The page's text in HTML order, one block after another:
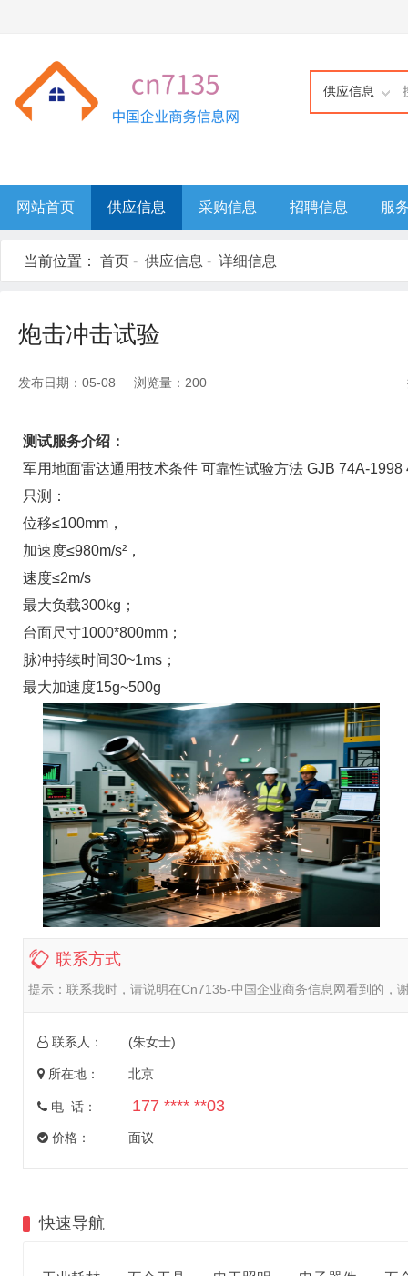
供应信息
网站首页 供应信息 采购信息 招聘信息 服
当前位置： 首页 - 供应信息 - 详细信息
炮击冲击试验
发布日期：05-08 浏览量：200
测试服务介绍：
军用地面雷达通用技术条件 可靠性试验方法 GJB 74A-1998
只测：
位移≤100mm，
加速度≤980m/s²，
速度≤2m/s
最大负载300kg；
台面尺寸1000*800mm；
脉冲持续时间30~1ms；
最大加速度15g~500g
联系方式
提示： 联系我时，请说明在Cn7135-中国企业商务信息网看到的，
联系人： (朱女士)
所在地： 北京
电 话： 177 **** **03
价格： 面议
快速导航